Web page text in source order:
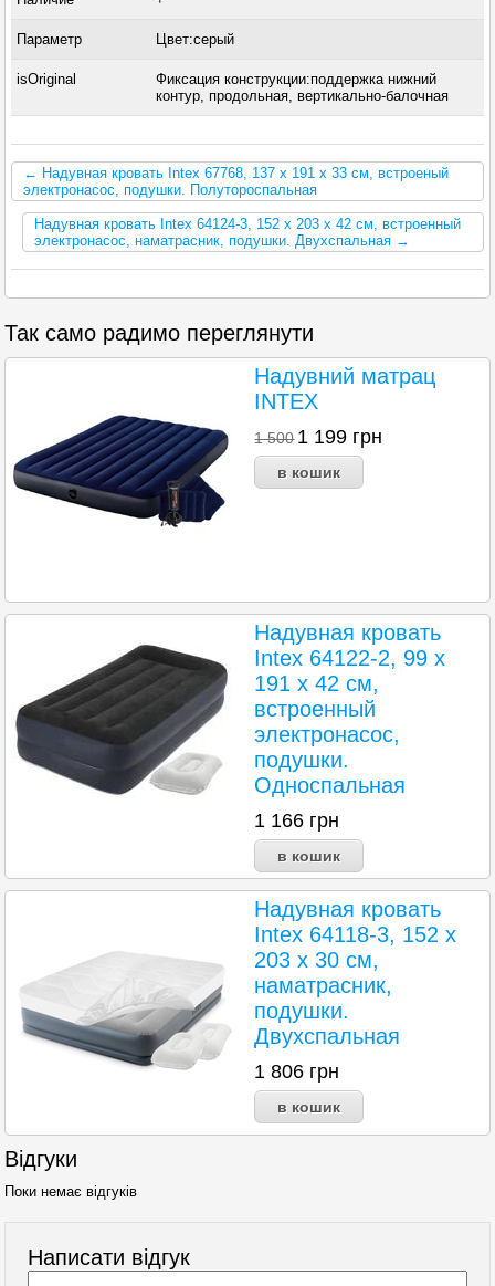
Параметр Цвет:серый
isOriginal
Фиксация конструкции:поддержка нижний
контур, продольная, вертикально-балочная
← Надувная кровать Intex 67768, 137 x 191 x 33 см, встроеный
электронасос, подушки. Полутороспальная
Надувная кровать Intex 64124-3, 152 х 203 х 42 см, встроенный
электронасос, наматрасник, подушки. Двухспальная →
Так само радимо переглянути
Надувний матрац
INTEX
1 500 1 199 грн
Надувная кровать
Intex 64122-2, 99 х
191 х 42 см,
встроенный
электронасос,
подушки.
Односпальная
1 166 грн
Надувная кровать
Intex 64118-3, 152 х
203 х 30 см,
наматрасник,
подушки.
Двухспальная
1 806 грн
Відгуки
Поки немає відгуків
Написати відгук